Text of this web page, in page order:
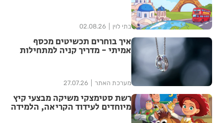
בתי לוין 02.08.26
איך בוחרים תכשיטים מכסף
אמיתי - מדריך קניה למתחילות
מערכת האתר 27.07.26
רשת סטימצקי משיקה מבצעי קיץ
מיוחדים לעידוד הקריאה, הלמידה
והבילוי המשפחתי בחופש הגדול